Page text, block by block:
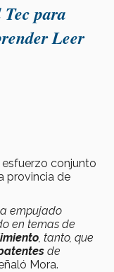
para
Leer
esfuerzo conjunto
provincia de
empujado
en temas de
, tanto, que
de
Mora.